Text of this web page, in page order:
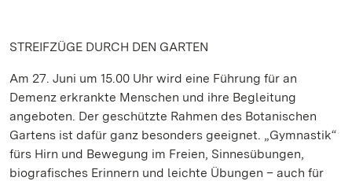
STREIFZÜGE DURCH DEN GARTEN
Am 27. Juni um 15.00 Uhr wird eine Führung für an
Demenz erkrankte Menschen und ihre Begleitung
angeboten. Der geschützte Rahmen des Botanischen
Gartens ist dafür ganz besonders geeignet. „Gymnastik“
fürs Hirn und Bewegung im Freien, Sinnesübungen,
biografisches Erinnern und leichte Übungen – auch für